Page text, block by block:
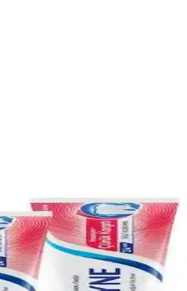
ağız sağlığını koruyabilirsiniz.
İpuçları
önerileriyle sağlıklı dişler ve diş eti elde edin.